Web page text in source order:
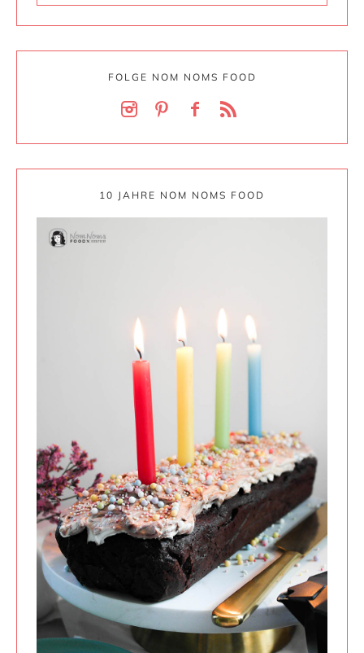
FOLGE NOM NOMS FOOD
10 JAHRE NOM NOMS FOOD